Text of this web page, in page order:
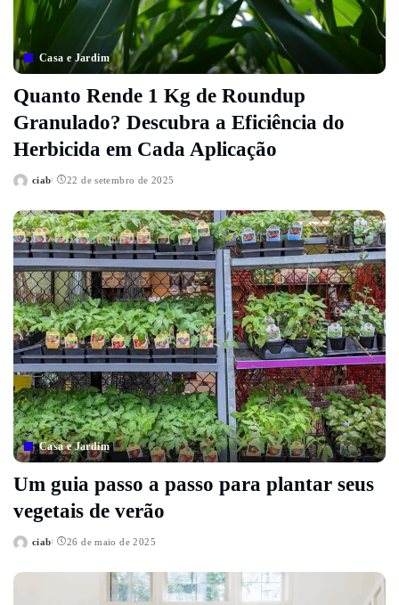
Casa e Jardim
Quanto Rende 1 Kg de Roundup
Granulado? Descubra a Eficiência do
Herbicida em Cada Aplicação
Posted
ciab 22 de setembro de 2025
Casa e Jardim
Um guia passo a passo para plantar seus
vegetais de verão
Posted
ciab 26 de maio de 2025